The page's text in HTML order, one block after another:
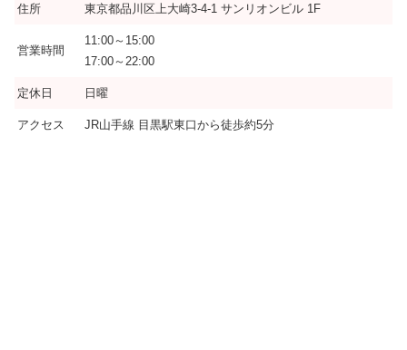
住所 東京都品川区上大崎3-4-1 サンリオンビル 1F
営業時間
11:00～15:00
17:00～22:00
定休日 日曜
アクセス JR山手線 目黒駅東口から徒歩約5分